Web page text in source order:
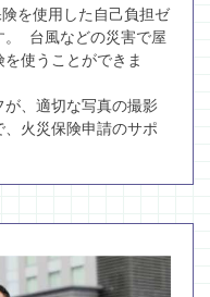
を使用した自己負担ゼ
。 台風などの災害で屋
使うことができま
、適切な写真の撮影
火災保険申請のサポ